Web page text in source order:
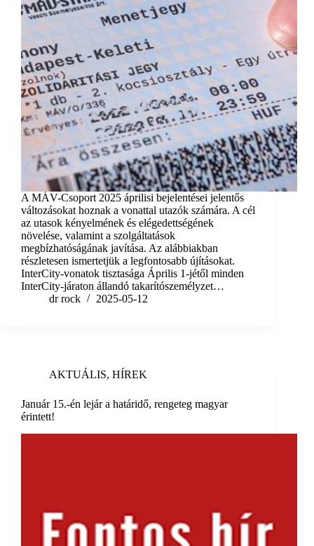
A MÁV-Csoport 2025 áprilisi bejelentései jelentős
változásokat hoznak a vonattal utazók számára. A cél
az utasok kényelmének és elégedettségének
növelése, valamint a szolgáltatások
megbízhatóságának javítása. Az alábbiakban
részletesen ismertetjük a legfontosabb újításokat.
InterCity-vonatok tisztasága Április 1-jétől minden
InterCity-járaton állandó takarítószemélyzet…
dr rock
2025-05-12
AKTUÁLIS, HÍREK
Január 15.-én lejár a határidő, rengeteg magyar
érintett!